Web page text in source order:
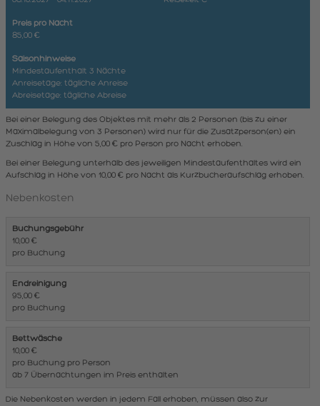
Preis pro Nacht
85,00 €
Saisonhinweise
Mindestaufenthalt 3 Nächte
Anreisetage: tägliche Anreise
Abreisetage: tägliche Abreise
Bei einer Belegung des Objektes mit mehr als 2 Personen (bis zu einer
Maximalbelegung von 3 Personen) wird nur für die Zusatzperson(en) ein
Zuschlag in Höhe von 5,00 € pro Person pro Nacht erhoben.
Bei einer Belegung unterhalb des jeweiligen Mindestaufenthaltes wird ein
Aufschlag in Höhe von 10,00 € pro Nacht als Kurzbucheraufschlag erhoben.
Nebenkosten
Buchungsgebühr
10,00 €
pro Buchung
Endreinigung
95,00 €
pro Buchung
Bettwäsche
10,00 €
pro Buchung pro Person
ab 7 Übernachtungen im Preis enthalten
Die Nebenkosten werden in jedem Fall erhoben, müssen also zur